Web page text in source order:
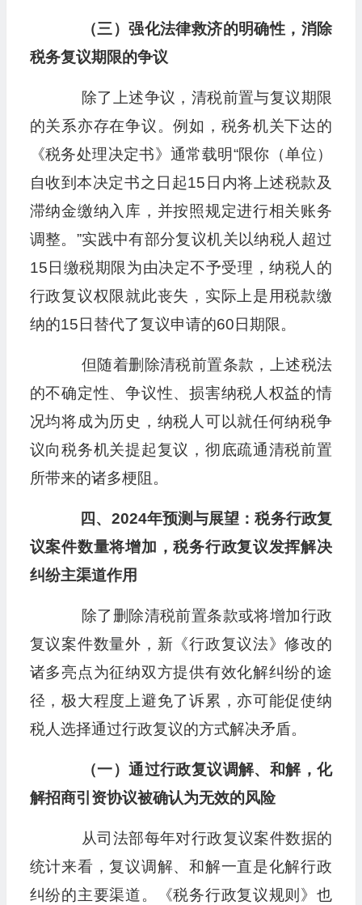
（三）强化法律救济的明确性，消除
税务复议期限的争议
除了上述争议，清税前置与复议期限
的关系亦存在争议。例如，税务机关下达的
《税务处理决定书》通常载明“限你（单位）
自收到本决定书之日起15日内将上述税款及
滞纳金缴纳入库，并按照规定进行相关账务
调整。”实践中有部分复议机关以纳税人超过
15日缴税期限为由决定不予受理，纳税人的
行政复议权限就此丧失，实际上是用税款缴
纳的15日替代了复议申请的60日期限。
但随着删除清税前置条款，上述税法
的不确定性、争议性、损害纳税人权益的情
况均将成为历史，纳税人可以就任何纳税争
议向税务机关提起复议，彻底疏通清税前置
所带来的诸多梗阻。
四、2024年预测与展望：税务行政复
议案件数量将增加，税务行政复议发挥解决
纠纷主渠道作用
除了删除清税前置条款或将增加行政
复议案件数量外，新《行政复议法》修改的
诸多亮点为征纳双方提供有效化解纠纷的途
径，极大程度上避免了诉累，亦可能促使纳
税人选择通过行政复议的方式解决矛盾。
（一）通过行政复议调解、和解，化
解招商引资协议被确认为无效的风险
从司法部每年对行政复议案件数据的
统计来看，复议调解、和解一直是化解行政
纠纷的主要渠道。《税务行政复议规则》也